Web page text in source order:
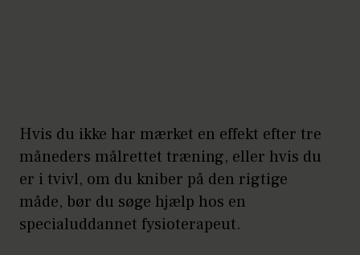
Hvis du ikke har mærket en effekt efter tre
måneders målrettet træning, eller hvis du
er i tvivl, om du kniber på den rigtige
måde, bør du søge hjælp hos en
specialuddannet fysioterapeut.